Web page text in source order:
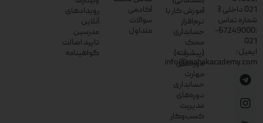
021 داخلی 3
شماره تماس
:67249000-
021
ایمیل :
info@mahakacademy.com
آموزش کار با
نرم‌افزار
حسابداری
محک
(پیشرفته)
دوره‌های
مهارت
حسابداری
دوره‌های
مدیریت
کسب‌وکار
آکادمی
سوالات
متداول
رویدادهای
آنلاین
مدرسین
تایید اصالت
گواهینامه